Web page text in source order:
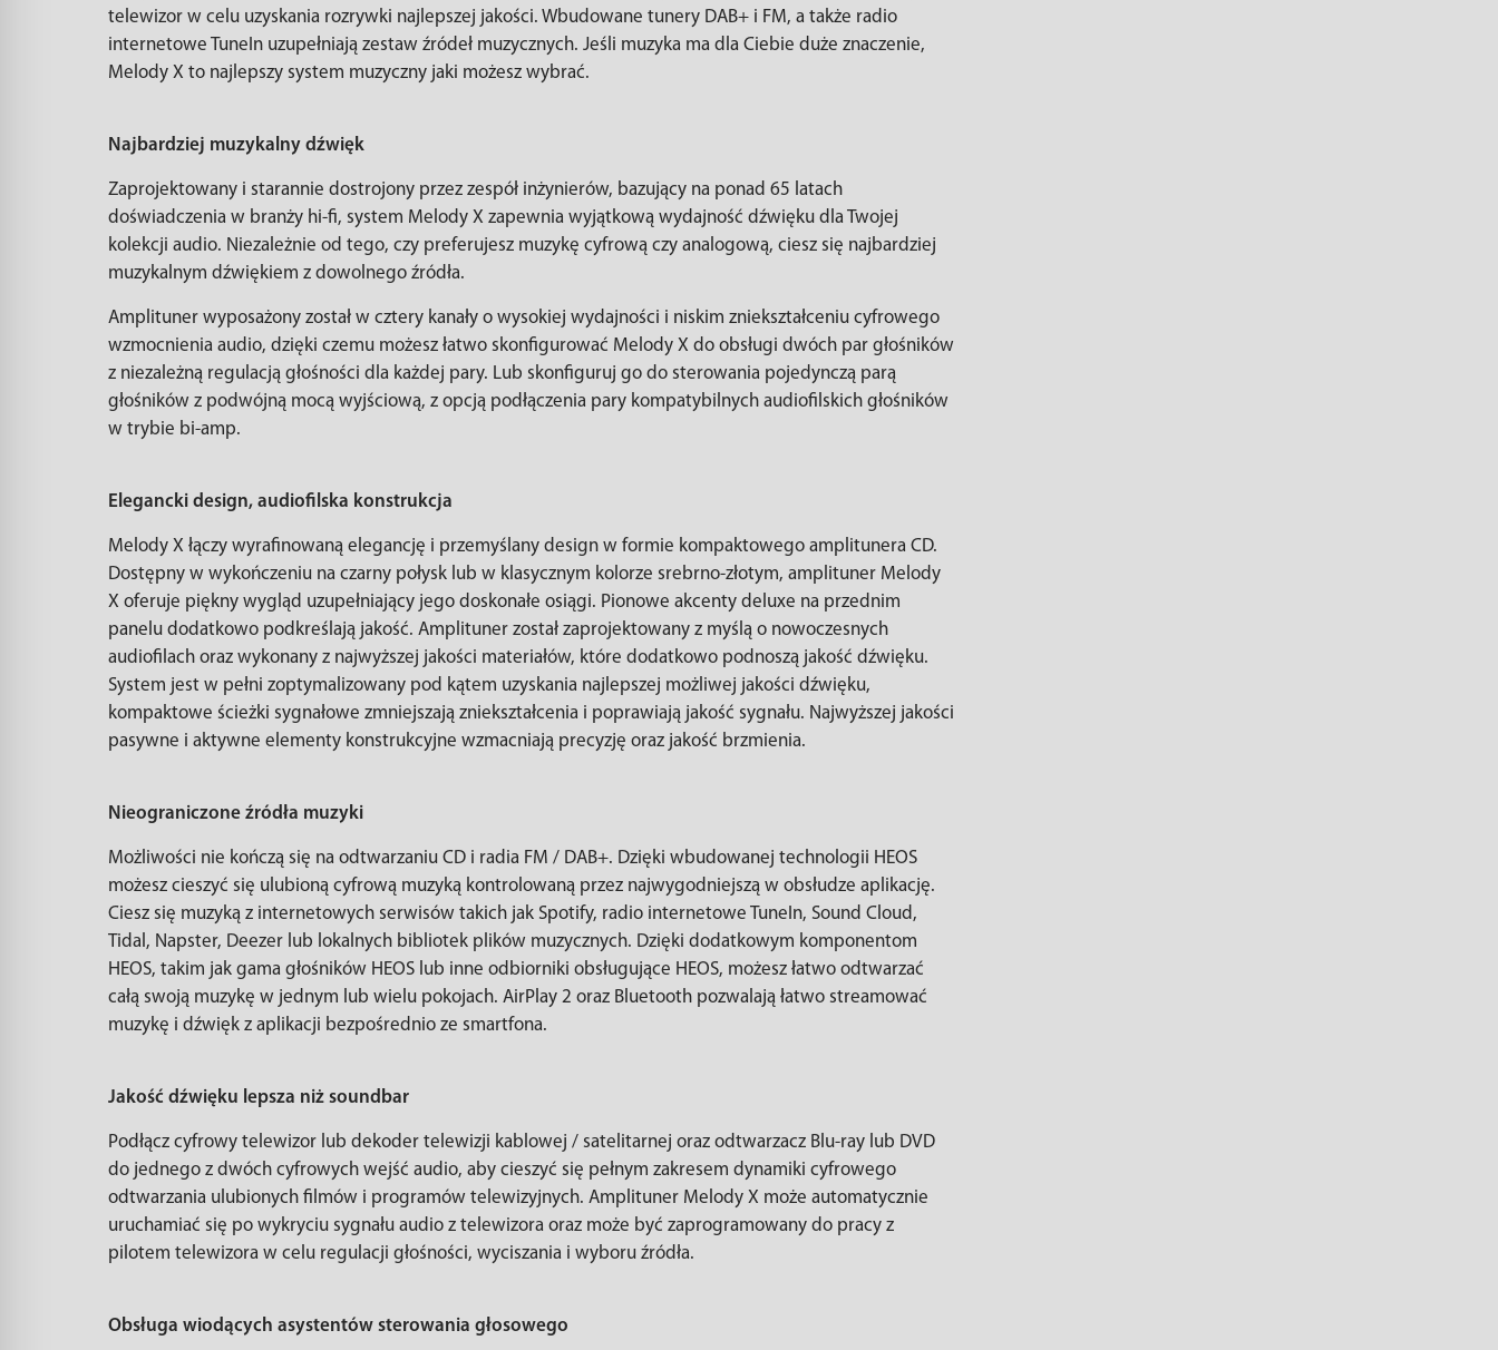
telewizor w celu uzyskania rozrywki najlepszej jakości. Wbudowane tunery DAB+ i FM, a także radio
internetowe TuneIn uzupełniają zestaw źródeł muzycznych. Jeśli muzyka ma dla Ciebie duże znaczenie,
Melody X to najlepszy system muzyczny jaki możesz wybrać.
Najbardziej muzykalny dźwięk
Zaprojektowany i starannie dostrojony przez zespół inżynierów, bazujący na ponad 65 latach
doświadczenia w branży hi-fi, system Melody X zapewnia wyjątkową wydajność dźwięku dla Twojej
kolekcji audio. Niezależnie od tego, czy preferujesz muzykę cyfrową czy analogową, ciesz się najbardziej
muzykalnym dźwiękiem z dowolnego źródła.
Amplituner wyposażony został w cztery kanały o wysokiej wydajności i niskim zniekształceniu cyfrowego
wzmocnienia audio, dzięki czemu możesz łatwo skonfigurować Melody X do obsługi dwóch par głośników
z niezależną regulacją głośności dla każdej pary. Lub skonfiguruj go do sterowania pojedynczą parą
głośników z podwójną mocą wyjściową, z opcją podłączenia pary kompatybilnych audiofilskich głośników
w trybie bi-amp.
Elegancki design, audiofilska konstrukcja
Melody X łączy wyrafinowaną elegancję i przemyślany design w formie kompaktowego amplitunera CD.
Dostępny w wykończeniu na czarny połysk lub w klasycznym kolorze srebrno-złotym, amplituner Melody
X oferuje piękny wygląd uzupełniający jego doskonałe osiągi. Pionowe akcenty deluxe na przednim
panelu dodatkowo podkreślają jakość. Amplituner został zaprojektowany z myślą o nowoczesnych
audiofilach oraz wykonany z najwyższej jakości materiałów, które dodatkowo podnoszą jakość dźwięku.
System jest w pełni zoptymalizowany pod kątem uzyskania najlepszej możliwej jakości dźwięku,
kompaktowe ścieżki sygnałowe zmniejszają zniekształcenia i poprawiają jakość sygnału. Najwyższej jakości
pasywne i aktywne elementy konstrukcyjne wzmacniają precyzję oraz jakość brzmienia.
Nieograniczone źródła muzyki
Możliwości nie kończą się na odtwarzaniu CD i radia FM / DAB+. Dzięki wbudowanej technologii HEOS
możesz cieszyć się ulubioną cyfrową muzyką kontrolowaną przez najwygodniejszą w obsłudze aplikację.
Ciesz się muzyką z internetowych serwisów takich jak Spotify, radio internetowe TuneIn, Sound Cloud,
Tidal, Napster, Deezer lub lokalnych bibliotek plików muzycznych. Dzięki dodatkowym komponentom
HEOS, takim jak gama głośników HEOS lub inne odbiorniki obsługujące HEOS, możesz łatwo odtwarzać
całą swoją muzykę w jednym lub wielu pokojach. AirPlay 2 oraz Bluetooth pozwalają łatwo streamować
muzykę i dźwięk z aplikacji bezpośrednio ze smartfona.
Jakość dźwięku lepsza niż soundbar
Podłącz cyfrowy telewizor lub dekoder telewizji kablowej / satelitarnej oraz odtwarzacz Blu-ray lub DVD
do jednego z dwóch cyfrowych wejść audio, aby cieszyć się pełnym zakresem dynamiki cyfrowego
odtwarzania ulubionych filmów i programów telewizyjnych. Amplituner Melody X może automatycznie
uruchamiać się po wykryciu sygnału audio z telewizora oraz może być zaprogramowany do pracy z
pilotem telewizora w celu regulacji głośności, wyciszania i wyboru źródła.
Obsługa wiodących asystentów sterowania głosowego